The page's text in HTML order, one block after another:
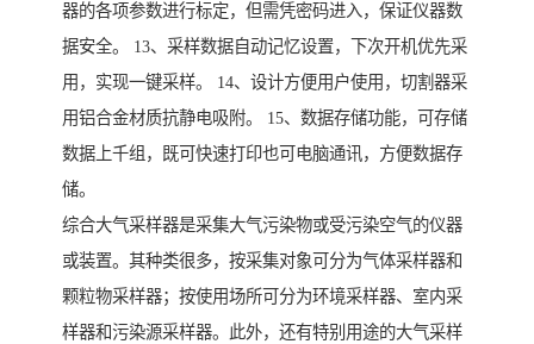
器的各项参数进行标定，但需凭密码进入，保证仪器数
据安全。 13、采样数据自动记忆设置，下次开机优先采
用，实现一键采样。 14、设计方便用户使用，切割器采
用铝合金材质抗静电吸附。 15、数据存储功能，可存储
数据上千组，既可快速打印也可电脑通讯，方便数据存
储。
综合大气采样器是采集大气污染物或受污染空气的仪器
或装置。其种类很多，按采集对象可分为气体采样器和
颗粒物采样器；按使用场所可分为环境采样器、室内采
样器和污染源采样器。此外，还有特别用途的大气采样